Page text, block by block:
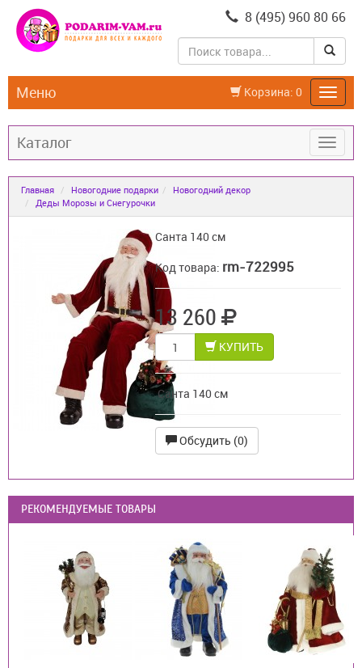
8 (495) 960 80 66
Корзина: 0
Меню
Каталог
Главная Новогодние подарки
Новогодний декор
Деды Морозы и Снегурочки
Санта 140 см
Код товара: rm-722995
13 260
КУПИТЬ
Санта 140 см
Обсудить (0)
РЕКОМЕНДУЕМЫЕ ТОВАРЫ